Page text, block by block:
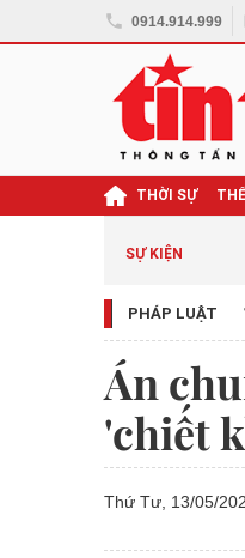
0914.914.999
THỜI SỰ
SỰ KIỆN
PHÁP LUẬT
Án
'chiết
Thứ Tư, 13/05/